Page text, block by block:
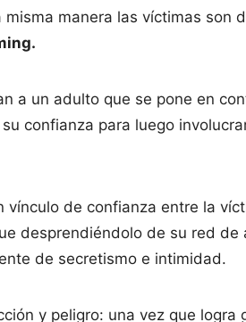
manera las víctimas son
a un adulto que se pone en
confianza para luego
de confianza entre la
desprendiéndolo de su red de
de secretismo e intimidad.
y peligro: una vez que logra